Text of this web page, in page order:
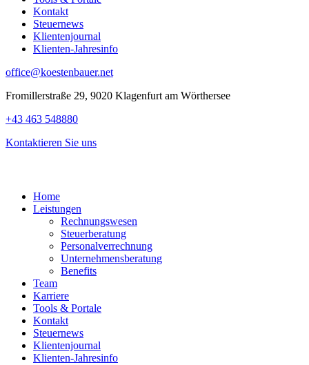
Kontakt
Steuernews
Klientenjournal
Klienten-Jahresinfo
office@koestenbauer.net
Fromillerstraße 29, 9020 Klagenfurt am Wörthersee
+43 463 548880
Kontaktieren Sie uns
Home
Leistungen
Rechnungswesen
Steuerberatung
Personalverrechnung
Unternehmensberatung
Benefits
Team
Karriere
Tools & Portale
Kontakt
Steuernews
Klientenjournal
Klienten-Jahresinfo